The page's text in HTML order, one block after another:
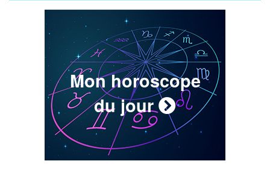
Mon horoscope
du jour